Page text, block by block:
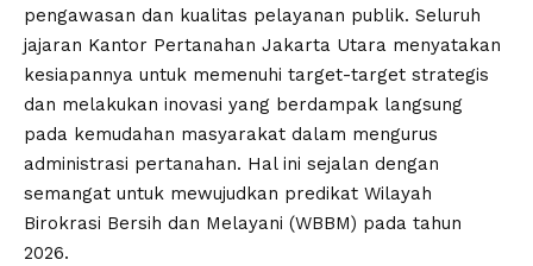
pengawasan dan kualitas pelayanan publik. Seluruh
jajaran Kantor Pertanahan Jakarta Utara menyatakan
kesiapannya untuk memenuhi target-target strategis
dan melakukan inovasi yang berdampak langsung
pada kemudahan masyarakat dalam mengurus
administrasi pertanahan. Hal ini sejalan dengan
semangat untuk mewujudkan predikat Wilayah
Birokrasi Bersih dan Melayani (WBBM) pada tahun
2026.